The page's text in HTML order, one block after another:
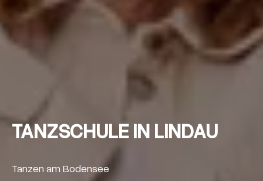
TANZSCHULE IN LINDAU
Tanzen am Bodensee